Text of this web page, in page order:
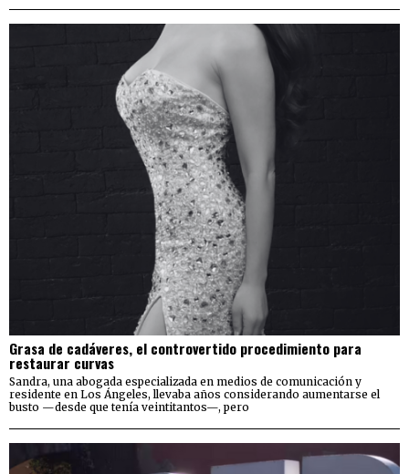
Grasa de cadáveres, el controvertido procedimiento para
restaurar curvas
Sandra, una abogada especializada en medios de comunicación y
residente en Los Ángeles, llevaba años considerando aumentarse el
busto —desde que tenía veintitantos—, pero